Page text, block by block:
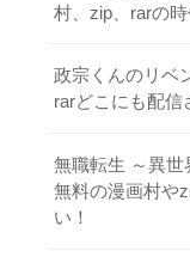
村、zip、rarの
政宗くんのリベ
rarどこにも配信
無職転生 ～異世
無料の漫画村や
い！